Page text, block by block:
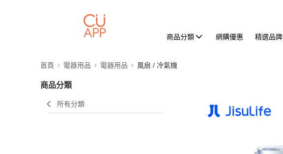
商品分類 網購優惠 精選品牌
首頁 電器用品 電器用品 風扇 / 冷氣機
商品分類
所有分類